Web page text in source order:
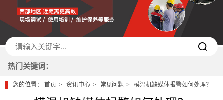
热门关键词：
您的位置：首页 资讯中心 常见问题 模温机缺媒体报警如何处理？